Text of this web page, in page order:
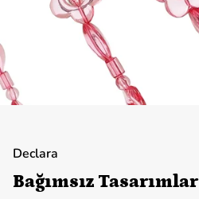
Declara
Bağımsız Tasarımlar